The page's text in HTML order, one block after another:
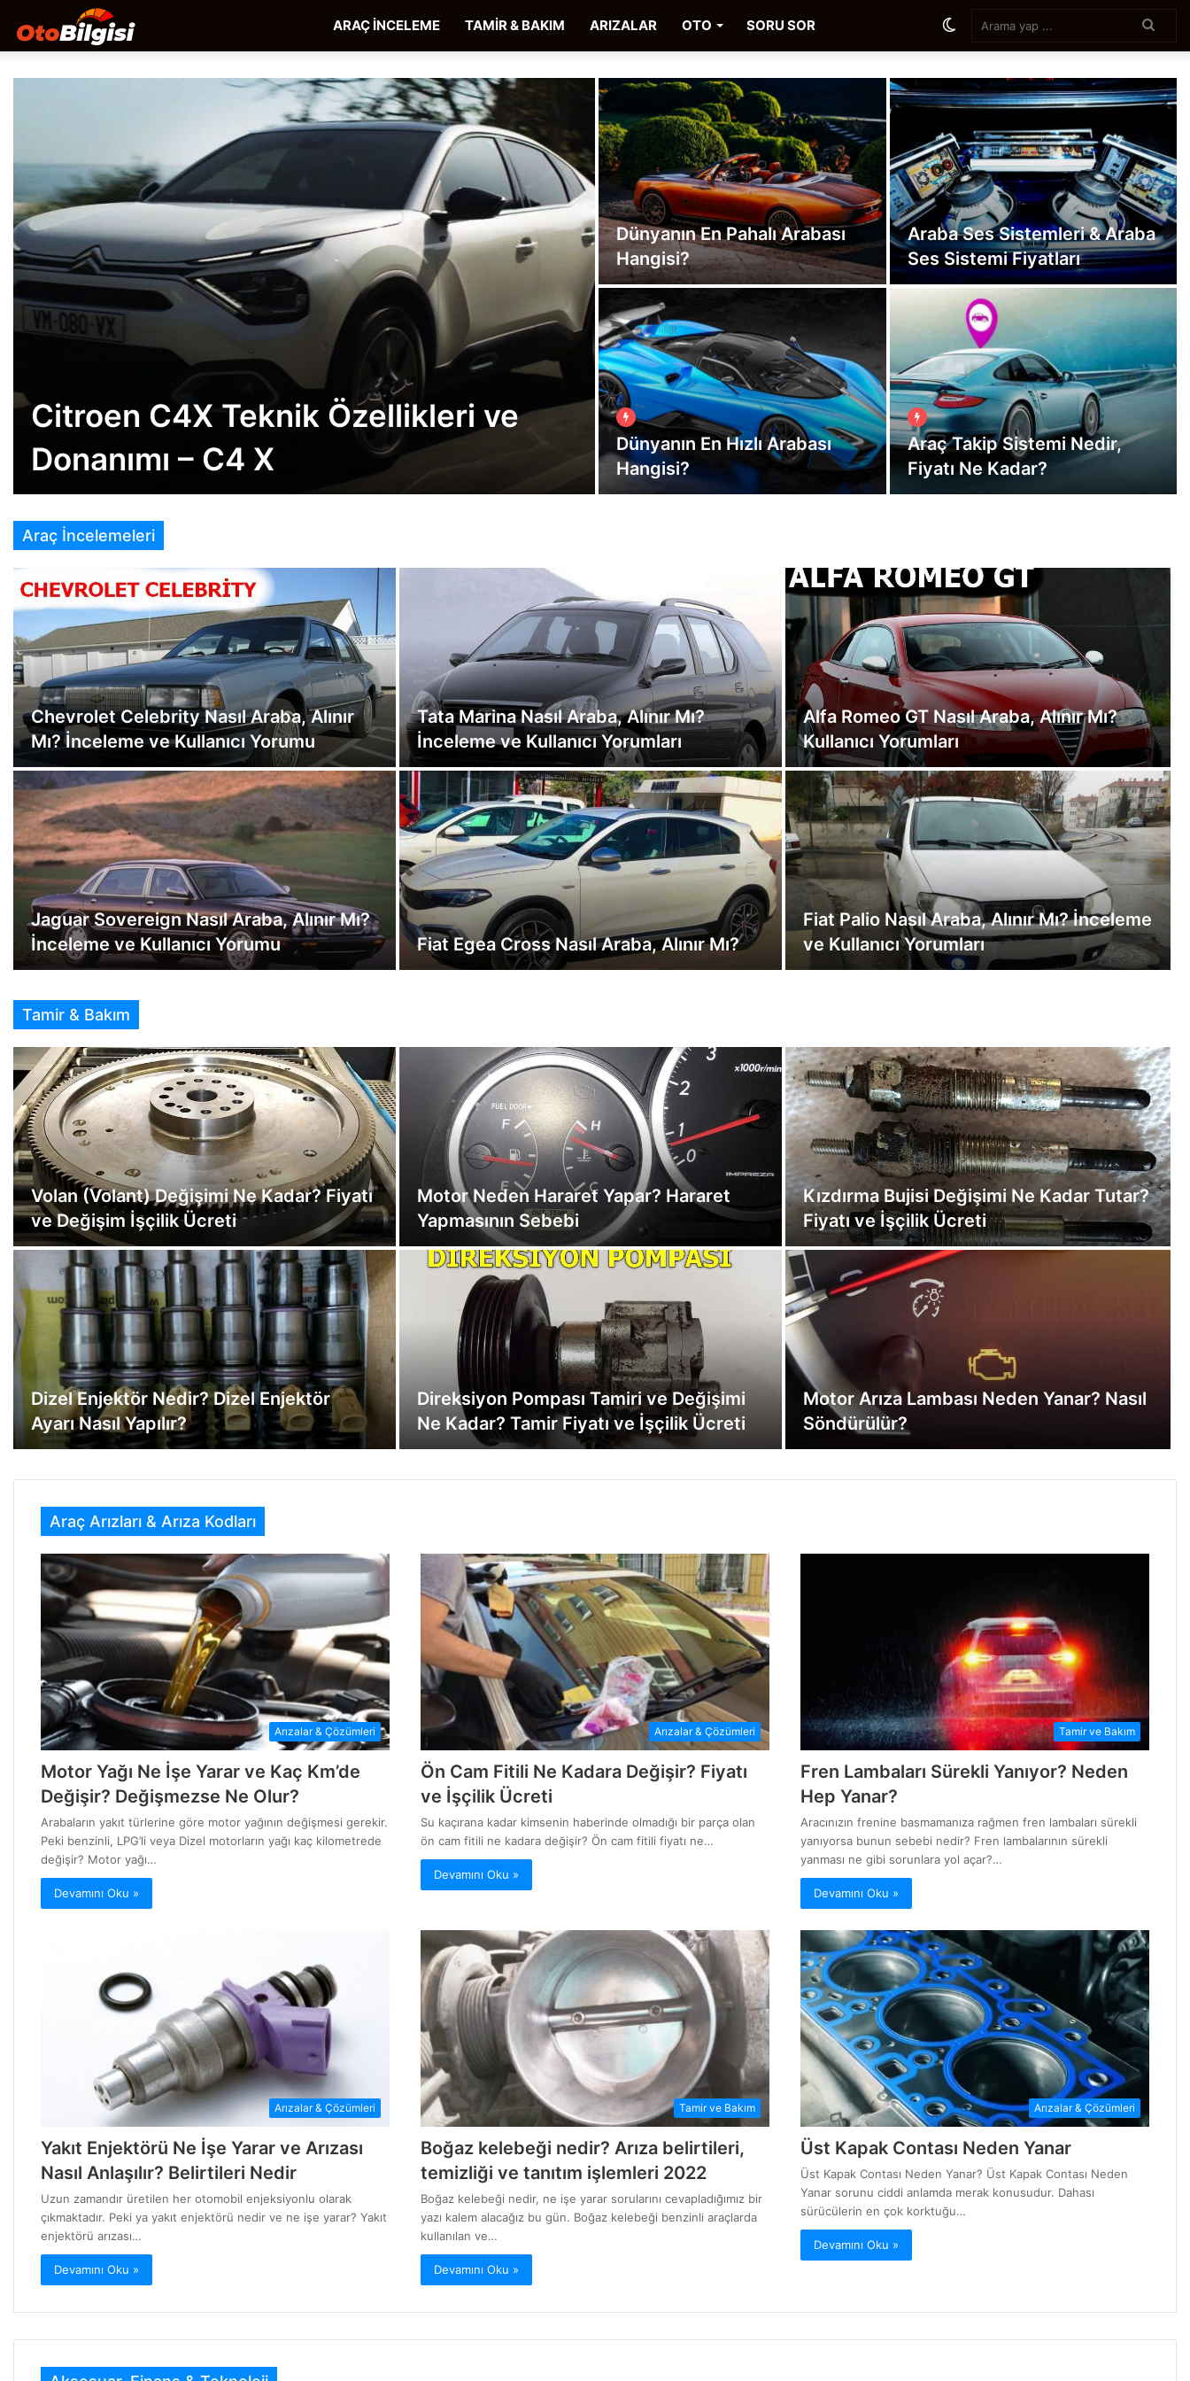
ARAÇ İNCELEME TAMİR & BAKIM ARIZALAR OTO SORU SOR
...
görünümü
değiştir
Citroen C4X Teknik Özellikleri ve
Donanımı – C4 X
Dünyanın En Pahalı Arabası
Hangisi?
Araba Ses Sistemleri & Araba
Ses Sistemi Fiyatları
Dünyanın En Hızlı Arabası
Hangisi?
Araç Takip Sistemi Nedir,
Fiyatı Ne Kadar?
Araç İncelemeleri
Chevrolet Celebrity Nasıl Araba, Alınır
Mı? İnceleme ve Kullanıcı Yorumu
Tata Marina Nasıl Araba, Alınır Mı?
İnceleme ve Kullanıcı Yorumları
Alfa Romeo GT Nasıl Araba, Alınır Mı?
Kullanıcı Yorumları
Jaguar Sovereign Nasıl Araba, Alınır Mı?
İnceleme ve Kullanıcı Yorumu
Fiat Egea Cross Nasıl Araba, Alınır Mı?
Fiat Palio Nasıl Araba, Alınır Mı? İnceleme
ve Kullanıcı Yorumları
Tamir & Bakım
Volan (Volant) Değişimi Ne Kadar? Fiyatı
ve Değişim İşçilik Ücreti
Motor Neden Hararet Yapar? Hararet
Yapmasının Sebebi
Kızdırma Bujisi Değişimi Ne Kadar Tutar?
Fiyatı ve İşçilik Ücreti
Dizel Enjektör Nedir? Dizel Enjektör
Ayarı Nasıl Yapılır?
Direksiyon Pompası Tamiri ve Değişimi
Ne Kadar? Tamir Fiyatı ve İşçilik Ücreti
Motor Arıza Lambası Neden Yanar? Nasıl
Söndürülür?
Araç Arızları & Arıza Kodları
Arızalar & Çözümleri
Motor Yağı Ne İşe Yarar ve Kaç Km’de
Değişir? Değişmezse Ne Olur?
Arabaların yakıt türlerine göre motor yağının değişmesi gerekir.
Peki benzinli, LPG’li veya Dizel motorların yağı kaç kilometrede
değişir? Motor yağı…
Devamını Oku »
Arızalar & Çözümleri
Ön Cam Fitili Ne Kadara Değişir? Fiyatı
ve İşçilik Ücreti
Su kaçırana kadar kimsenin haberinde olmadığı bir parça olan
ön cam fitili ne kadara değişir? Ön cam fitili fiyatı ne…
Devamını Oku »
Tamir ve Bakım
Fren Lambaları Sürekli Yanıyor? Neden
Hep Yanar?
Aracınızın frenine basmamanıza rağmen fren lambaları sürekli
yanıyorsa bunun sebebi nedir? Fren lambalarının sürekli
yanması ne gibi sorunlara yol açar?…
Devamını Oku »
Arızalar & Çözümleri
Yakıt Enjektörü Ne İşe Yarar ve Arızası
Nasıl Anlaşılır? Belirtileri Nedir
Uzun zamandır üretilen her otomobil enjeksiyonlu olarak
çıkmaktadır. Peki ya yakıt enjektörü nedir ve ne işe yarar? Yakıt
enjektörü arızası…
Devamını Oku »
Tamir ve Bakım
Boğaz kelebeği nedir? Arıza belirtileri,
temizliği ve tanıtım işlemleri 2022
Boğaz kelebeği nedir, ne işe yarar sorularını cevapladığımız bir
yazı kalem alacağız bu gün. Boğaz kelebeği benzinli araçlarda
kullanılan ve…
Devamını Oku »
Arızalar & Çözümleri
Üst Kapak Contası Neden Yanar
Üst Kapak Contası Neden Yanar? Üst Kapak Contası Neden
Yanar sorunu ciddi anlamda merak konusudur. Dahası
sürücülerin en çok korktuğu…
Devamını Oku »